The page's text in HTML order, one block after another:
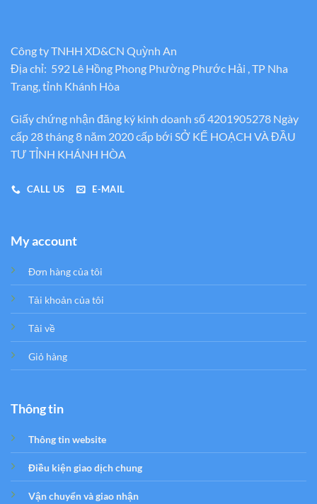
Công ty TNHH XD&CN Quỳnh An
Địa chỉ: 592 Lê Hồng Phong Phường Phước Hải , TP Nha
Trang, tỉnh Khánh Hòa
Giấy chứng nhận đăng ký kinh doanh số 4201905278 Ngày
cấp 28 tháng 8 năm 2020 cấp bới SỞ KẾ HOẠCH VÀ ĐẦU
TƯ TỈNH KHÁNH HÒA
CALL US E-MAIL
My account
Đơn hàng của tôi
Tải khoản của tôi
Tải về
Giỏ hàng
Thông tin
Thông tin website
Điều kiện giao dịch chung
Vận chuyển và giao nhận